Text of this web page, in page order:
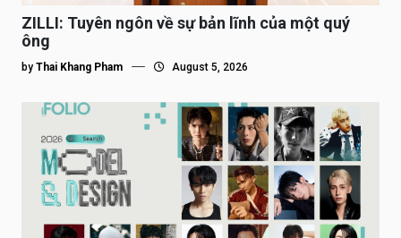
ZILLI: Tuyên ngôn về sự bản lĩnh của một quý
ông
by Thai Khang Pham August 5, 2026